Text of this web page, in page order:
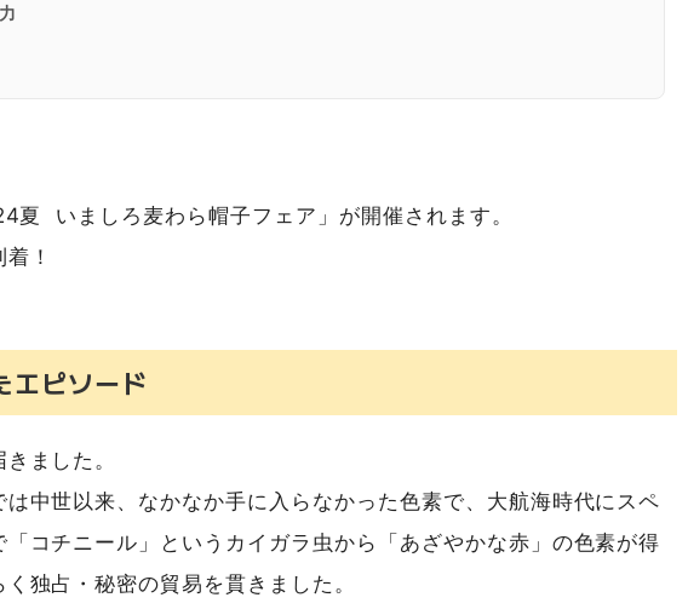
フェア」
夏 いましろ麦わら帽子フェア」が開催されます。
！
エピソード
ました。
は中世以来、なかなか手に入らなかった色素で、大航海時代にスペ
コチニール」というカイガラ虫から「あざやかな赤」の色素が得
独占・秘密の貿易を貫きました。